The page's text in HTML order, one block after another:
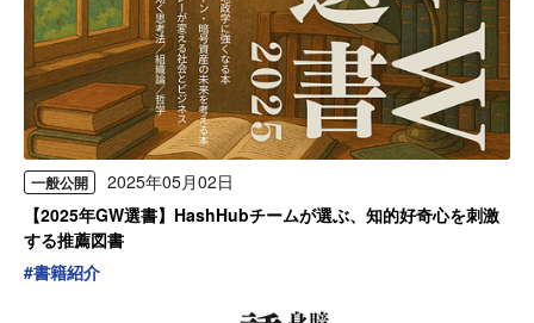
一般公開
2025年05月02日
【2025年GW選書】HashHubチームが選ぶ、知的好奇心を刺激
する推薦図書
#書籍紹介